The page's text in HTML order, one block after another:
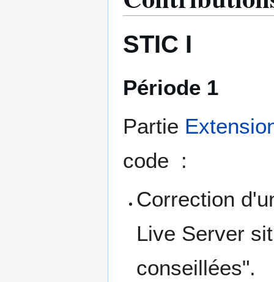
STIC I
Période 1
Partie
code :
Correction
Live Server
conseillées".